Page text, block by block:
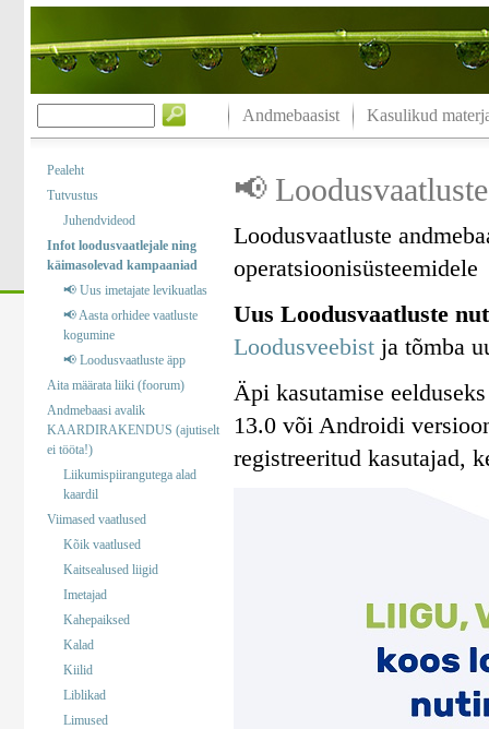
Andmebaasist Kasulikud
Pealeht
Tutvustus
Juhendvideod
Infot loodusvaatlejale ning
käimasolevad kampaaniad
📢 Uus imetajate levikuatlas
📢 Aasta orhidee vaatluste
kogumine
📢 Loodusvaatluste äpp
Aita määrata liiki (foorum)
Andmebaasi avalik
KAARDIRAKENDUS (ajutiselt
ei tööta!)
Liikumispiirangutega alad
kaardil
Viimased vaatlused
Kõik vaatlused
Kaitsealused liigid
Imetajad
Kahepaiksed
Kalad
Kiilid
Liblikad
Limused
📢
Loodusvaatluste
operatsioonisüsteemidele
Uus Loodusvaatluste
Loodusveebistja tõmba
Äpi kasutamise
13.0 või Androidi
registreeritud kasutajad,